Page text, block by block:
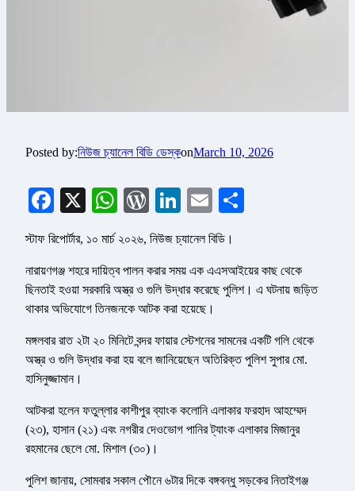
Posted by:নিউজ চ্যানেল বিডি ডেস্কonMarch 10, 2026
Facebook
X WhatsApp
WordPress
LinkedIn
Email
স্টাফ রিপোর্টার, ১০ মার্চ ২০২৬, নিউজ চ্যানেল বিডি।
নারায়ণগঞ্জ শহরে দায়িত্ব পালন করার সময় এক এএসআইয়ের কাছ থেকে
ছিনতাই হওয়া সরকারি অস্ত্র ও গুলি উদ্ধার করেছে পুলিশ। এ ঘটনায় জড়িত
থাকার অভিযোগে তিনজনকে আটক করা হয়েছে।
মঙ্গলবার রাত ২টা ২০ মিনিটে বন্দর ফায়ার স্টেশনের সামনের একটি গলি থেকে
অস্ত্র ও গুলি উদ্ধার করা হয় বলে জানিয়েছেন অতিরিক্ত পুলিশ সুপার মো.
হাসিনুজ্জামান।
আটকরা হলেন ফতুল্লার কাশীপুর ব্যাংক কলোনি এলাকার ফরহাদ আহম্মেদ
(২৩), হাসান (২১) এবং নগরীর দেওভোগ পানির ট্যাংক এলাকার মিজানুর
রহমানের ছেলে মো. মিশাল (৩০)।
পুলিশ জানায়, সোমবার সকাল পৌনে ৬টার দিকে বঙ্গবন্ধু সড়কের নিতাইগঞ্জ